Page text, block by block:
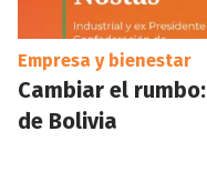
Empresa y bienestar
Cambiar el
de Bolivia